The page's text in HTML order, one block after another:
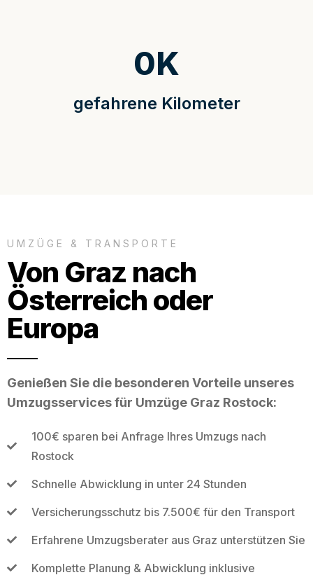
gefahrene Kilometer
0K
UMZÜGE & TRANSPORTE
Von Graz nach
Österreich oder
Europa
Genießen Sie die besonderen Vorteile unseres
Umzugsservices für Umzüge Graz Rostock:
100€ sparen bei Anfrage Ihres Umzugs nach
Rostock
Schnelle Abwicklung in unter 24 Stunden
Versicherungsschutz bis 7.500€ für den Transport
Erfahrene Umzugsberater aus Graz unterstützen Sie
Komplette Planung & Abwicklung inklusive